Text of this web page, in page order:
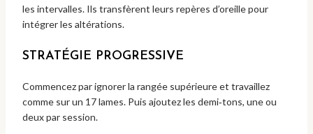
les intervalles. Ils transfèrent leurs repères d’oreille pour
intégrer les altérations.
STRATÉGIE PROGRESSIVE
Commencez par ignorer la rangée supérieure et travaillez
comme sur un 17 lames. Puis ajoutez les demi‑tons, une ou
deux par session.